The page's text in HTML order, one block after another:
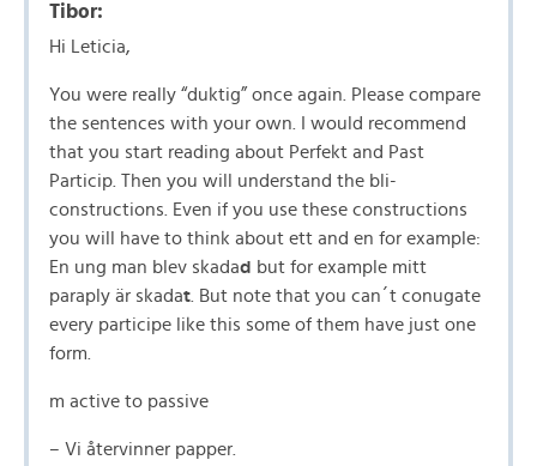
Tibor:
Hi Leticia,
You were really “duktig” once again. Please compare
the sentences with your own. I would recommend
that you start reading about Perfekt and Past
Particip. Then you will understand the bli-
constructions. Even if you use these constructions
you will have to think about ett and en for example:
En ung man blev skadad but for example mitt
paraply är skadat . But note that you can´t conugate
every participe like this some of them have just one
form.
m active to passive
– Vi återvinner papper.